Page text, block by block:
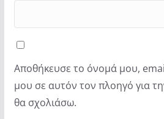
Αποθήκευσε το όνομά μου,
μου σε αυτόν τον πλοηγό για
θα σχολιάσω.